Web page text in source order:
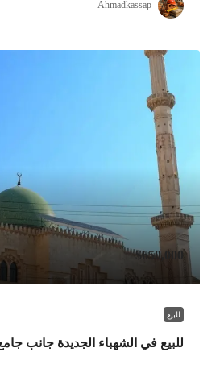
Ahmadkassap
$650,000
للبيع
للبيع في الشهباء الجديدة جانب